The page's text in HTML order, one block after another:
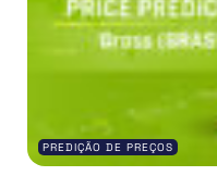
PREDIÇÃO DE PREÇOS